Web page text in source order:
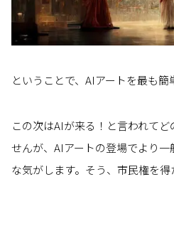
ということで、AIアートを最も簡
この次はAIが来る！と言われて
せんが、AIアートの登場でより
な気がします。そう、市民権を得